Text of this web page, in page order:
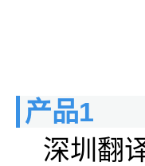
产品1
深圳翻